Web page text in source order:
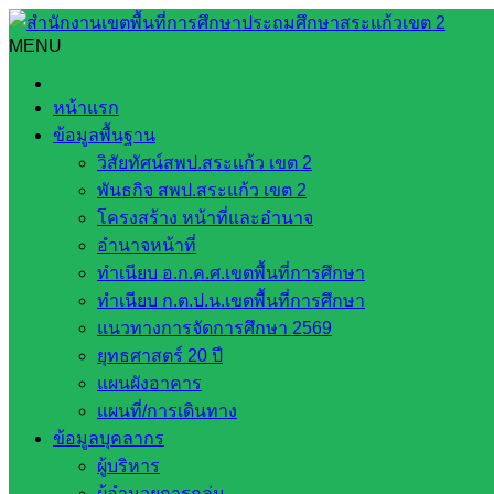
Skip
to
content
MENU
หน้าแรก
ข้อมูลพื้นฐาน
วิสัยทัศน์สพป.สระแก้ว เขต 2
พันธกิจ สพป.สระแก้ว เขต 2
โครงสร้าง หน้าที่และอำนาจ
อำนาจหน้าที่
ทำเนียบ อ.ก.ค.ศ.เขตพื้นที่การศึกษา
ทำเนียบ ก.ต.ป.น.เขตพื้นที่การศึกษา
แนวทางการจัดการศึกษา 2569
ยุทธศาสตร์ 20 ปี
แผนผังอาคาร
แผนที่/การเดินทาง
ข้อมูลบุคลากร
ผู้บริหาร
Search
ว 26 ปี 2561 แบบประเมินการเตรียมความพร้อมและพัฒนาอย่าง
ว 26 ปี 2561 แบบประเมินการเตรียมควา
สิงหาคม 6, 2021 สิงหาคม 8, 2021